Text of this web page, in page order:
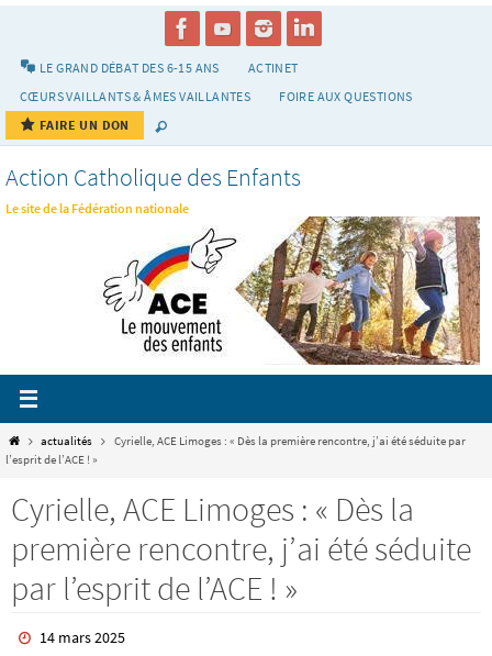
LE GRAND DÉBAT DES 6-15 ANS
ACTINET
CŒURS VAILLANTS & ÂMES VAILLANTES
FOIRE AUX QUESTIONS
FAIRE UN DON
Action Catholique des Enfants
Le site de la Fédération nationale
Homeactualités
Cyrielle, ACE Limoges : « Dès la première rencontre, j’ai été séduite par
l’esprit de l’ACE ! »
Cyrielle, ACE Limoges : « Dès la
première rencontre, j’ai été séduite
par l’esprit de l’ACE ! »
14 mars 2025